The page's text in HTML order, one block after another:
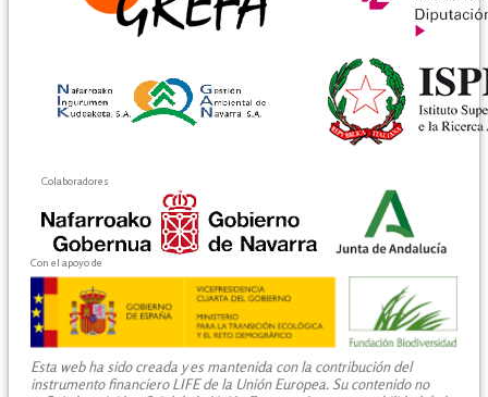
Colaboradores
Con el apoyo de
Esta web ha sido creada y es mantenida con la contribución del
instrumento financiero LIFE de la Unión Europea. Su contenido no